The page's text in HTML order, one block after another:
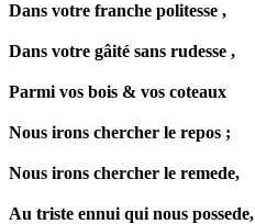
Dans votre franche politesse ,
Dans votre gâité sans rudesse ,
Parmi vos bois & vos coteaux
Nous irons chercher le repos ;
Nous irons chercher le remede,
Au triste ennui qui nous possede,